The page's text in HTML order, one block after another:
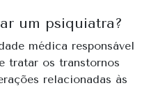
um psiquiatra?
médica responsável
tratar os transtornos
relacionadas às